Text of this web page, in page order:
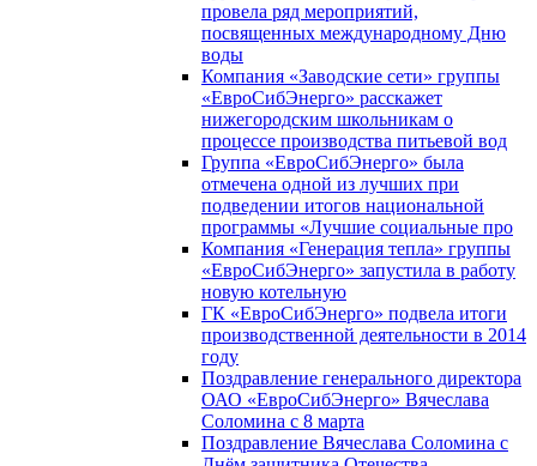
провела ряд мероприятий,
посвященных международному Дню
воды
Компания «Заводские сети» группы
«ЕвроСибЭнерго» расскажет
нижегородским школьникам о
процессе производства питьевой вод
Группа «ЕвроСибЭнерго» была
отмечена одной из лучших при
подведении итогов национальной
программы «Лучшие социальные про
Компания «Генерация тепла» группы
«ЕвроСибЭнерго» запустила в работу
новую котельную
ГК «ЕвроСибЭнерго» подвела итоги
производственной деятельности в 2014
году
Поздравление генерального директора
ОАО «ЕвроСибЭнерго» Вячеслава
Соломина с 8 марта
Поздравление Вячеслава Соломина с